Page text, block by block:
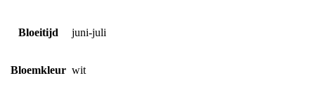
Bloeitijd juni-juli
Bloemkleur wit